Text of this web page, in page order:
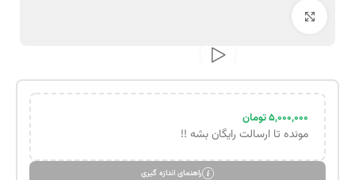
۵,۰۰۰,۰۰۰تومان
مونده تا ارسالت رایگان بشه !!
راهنمای اندازه گیری